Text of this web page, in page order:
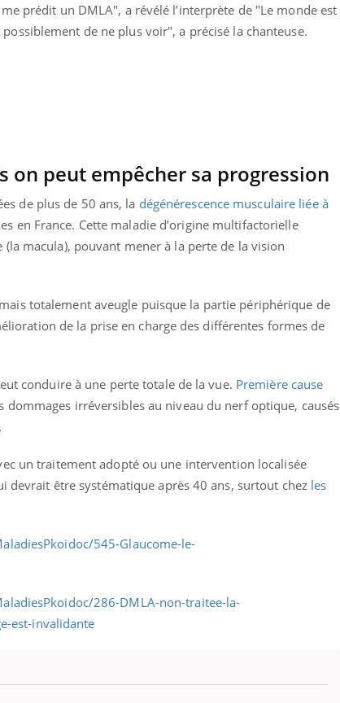
prédit un DMLA", a révélé l’interprète de "Le monde est
de ne plus voir", a précisé la chanteuse.
on peut empêcher sa progression
de plus de 50 ans, la dégénérescence musculaire liée à
en France. Cette maladie d’origine multifactorielle
macula), pouvant mener à la perte de la vision
totalement aveugle puisque la partie périphérique de
de la prise en charge des différentes formes de
conduire à une perte totale de la vue. Première cause
dommages irréversibles au niveau du nerf optique, causés
un traitement adopté ou une intervention localisée
devrait être systématique après 40 ans, surtout chez les
pendant 42 jours les réactions sévères